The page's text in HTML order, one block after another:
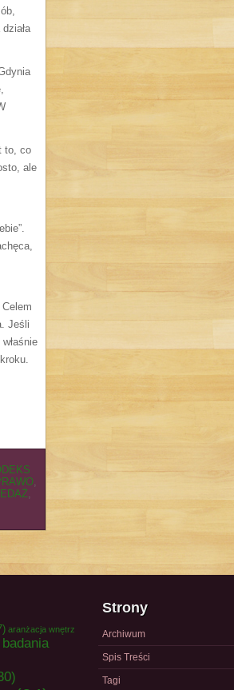
to, co
ale
Jeśli
,
,
aranżacja wnętrz
badania
Strony
Archiwum
Spis Treści
Tagi